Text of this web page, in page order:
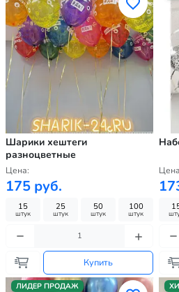
Шарики хештеги
разноцветные
Цена:
175 руб.
15
штук
25
штук
50
штук
100
штук
Купить
ЛИДЕР ПРОДАЖ